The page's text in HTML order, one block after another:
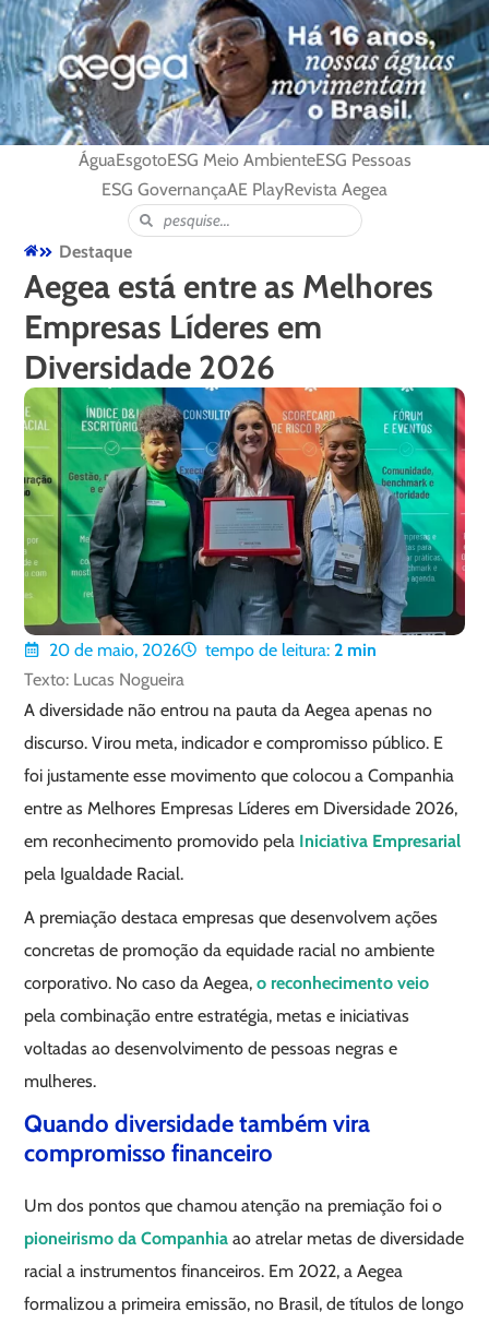
ÁguaEsgotoESG Meio AmbienteESG Pessoas
ESG GovernançaAE PlayRevista Aegea
Destaque
Aegea está entre as Melhores
Empresas Líderes em
Diversidade 2026
20 de maio, 2026 tempo de leitura: 2 min
Texto: Lucas Nogueira
A diversidade não entrou na pauta da Aegea apenas no
discurso. Virou meta, indicador e compromisso público. E
foi justamente esse movimento que colocou a Companhia
entre as Melhores Empresas Líderes em Diversidade 2026,
em reconhecimento promovido pela Iniciativa Empresarial
pela Igualdade Racial.
A premiação destaca empresas que desenvolvem ações
concretas de promoção da equidade racial no ambiente
corporativo. No caso da Aegea,o reconhecimento veio
pela combinação entre estratégia, metas e iniciativas
voltadas ao desenvolvimento de pessoas negras e
mulheres.
Quando diversidade também vira
compromisso financeiro
Um dos pontos que chamou atenção na premiação foi o
pioneirismo da Companhia ao atrelar metas de diversidade
racial a instrumentos financeiros. Em 2022, a Aegea
formalizou a primeira emissão, no Brasil, de títulos de longo